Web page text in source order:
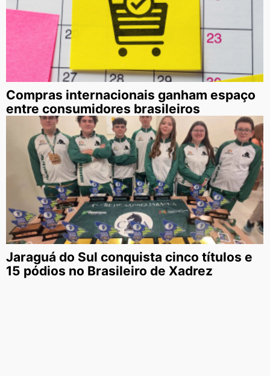
Compras internacionais ganham espaço
entre consumidores brasileiros
Jaraguá do Sul conquista cinco títulos e
15 pódios no Brasileiro de Xadrez